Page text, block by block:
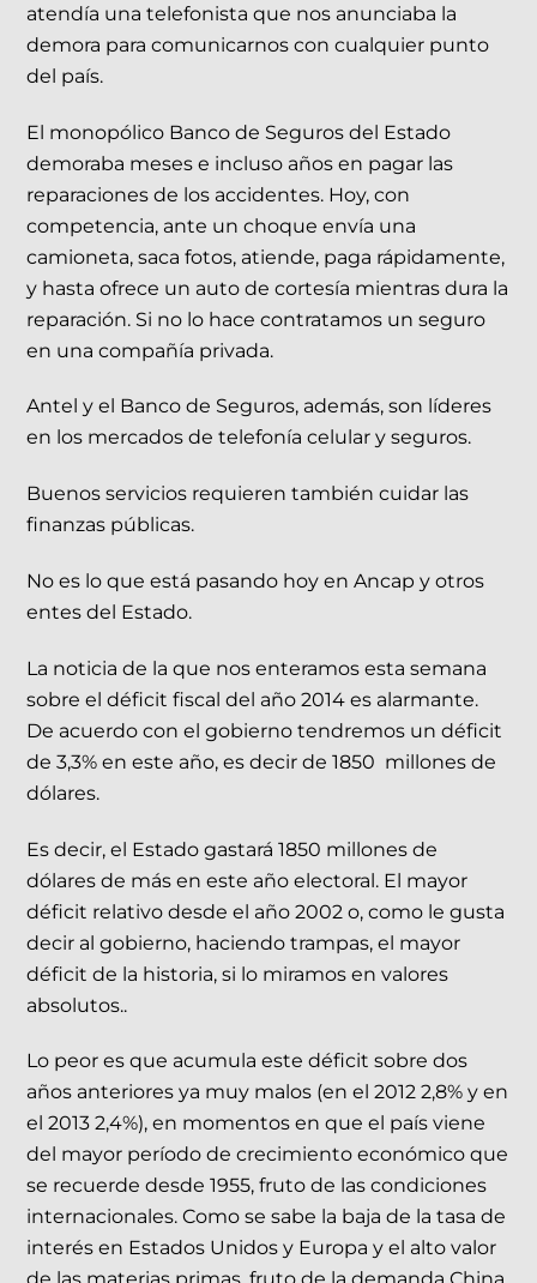
atendía una telefonista que nos anunciaba la
demora para comunicarnos con cualquier punto
del país.
El monopólico Banco de Seguros del Estado
demoraba meses e incluso años en pagar las
reparaciones de los accidentes. Hoy, con
competencia, ante un choque envía una
camioneta, saca fotos, atiende, paga rápidamente,
y hasta ofrece un auto de cortesía mientras dura la
reparación. Si no lo hace contratamos un seguro
en una compañía privada.
Antel y el Banco de Seguros, además, son líderes
en los mercados de telefonía celular y seguros.
Buenos servicios requieren también cuidar las
finanzas públicas.
No es lo que está pasando hoy en Ancap y otros
entes del Estado.
La noticia de la que nos enteramos esta semana
sobre el déficit fiscal del año 2014 es alarmante.
De acuerdo con el gobierno tendremos un déficit
de 3,3% en este año, es decir de 1850 millones de
dólares.
Es decir, el Estado gastará 1850 millones de
dólares de más en este año electoral. El mayor
déficit relativo desde el año 2002 o, como le gusta
decir al gobierno, haciendo trampas, el mayor
déficit de la historia, si lo miramos en valores
absolutos..
Lo peor es que acumula este déficit sobre dos
años anteriores ya muy malos (en el 2012 2,8% y en
el 2013 2,4%), en momentos en que el país viene
del mayor período de crecimiento económico que
se recuerde desde 1955, fruto de las condiciones
internacionales. Como se sabe la baja de la tasa de
interés en Estados Unidos y Europa y el alto valor